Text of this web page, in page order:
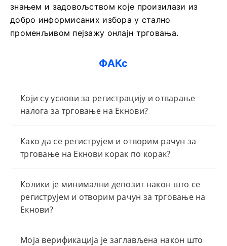
знањем и задовољством које произилази из
добро информисаних избора у стално
променљивом пејзажу онлајн трговања.
ФАКс
Који су услови за регистрацију и отварање
налога за трговање на Екнови?
Како да се региструјем и отворим рачун за
трговање на Екнови корак по корак?
Колики је минимални депозит након што се
региструјем и отворим рачун за трговање на
Екнови?
Моја верификација је заглављена након што